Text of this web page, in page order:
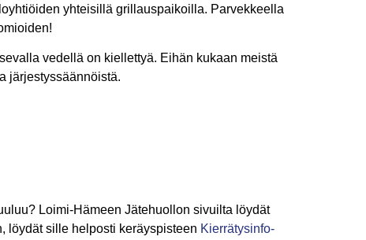
yhteisillä grillauspaikoilla. Parvekkeella
vedellä on kiellettyä. Eihän kukaan meistä
järjestyssäännöistä.
Loimi-Hämeen Jätehuollon sivuilta löydät
löydät sille helposti keräyspisteen Kierrätysinfo-